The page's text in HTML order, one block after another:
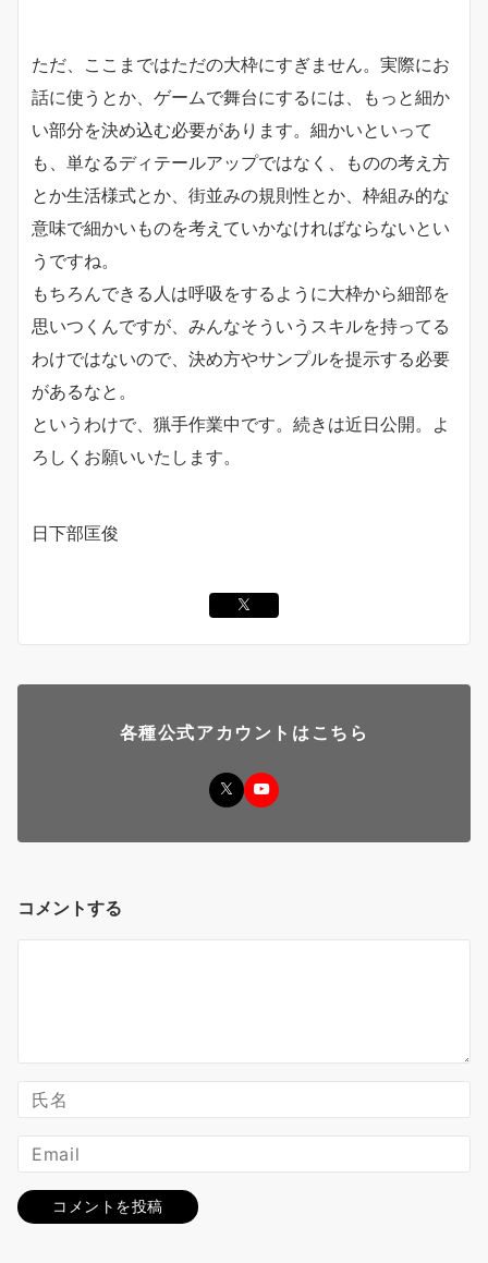
ただ、ここまではただの大枠にすぎません。実際にお
話に使うとか、ゲームで舞台にするには、もっと細か
い部分を決め込む必要があります。細かいといって
も、単なるディテールアップではなく、ものの考え方
とか生活様式とか、街並みの規則性とか、枠組み的な
意味で細かいものを考えていかなければならないとい
うですね。
もちろんできる人は呼吸をするように大枠から細部を
思いつくんですが、みんなそういうスキルを持ってる
わけではないので、決め方やサンプルを提示する必要
があるなと。
というわけで、猟手作業中です。続きは近日公開。よ
ろしくお願いいたします。
日下部匡俊
各種公式アカウントはこちら
コメントする